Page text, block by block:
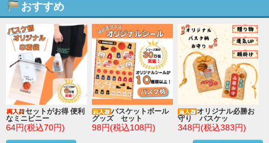
おすすめ
セットがお得 便利
なミニビニー
64円(税込70円)
バスケットボール
グッズ セット
98円(税込108円)
オリジナル必勝お
守り バスケッ
348円(税込383円)